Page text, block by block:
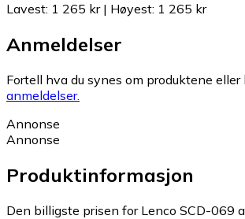
Lavest: 1 265 kr| Høyest: 1 265 kr
Anmeldelser
Fortell hva du synes om produktene
anmeldelser.
Annonse
Annonse
Produktinformasjon
Den billigste prisen for Lenco SCD-069